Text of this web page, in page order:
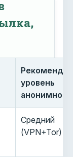
уровень
Средний
(VPN+Tor)